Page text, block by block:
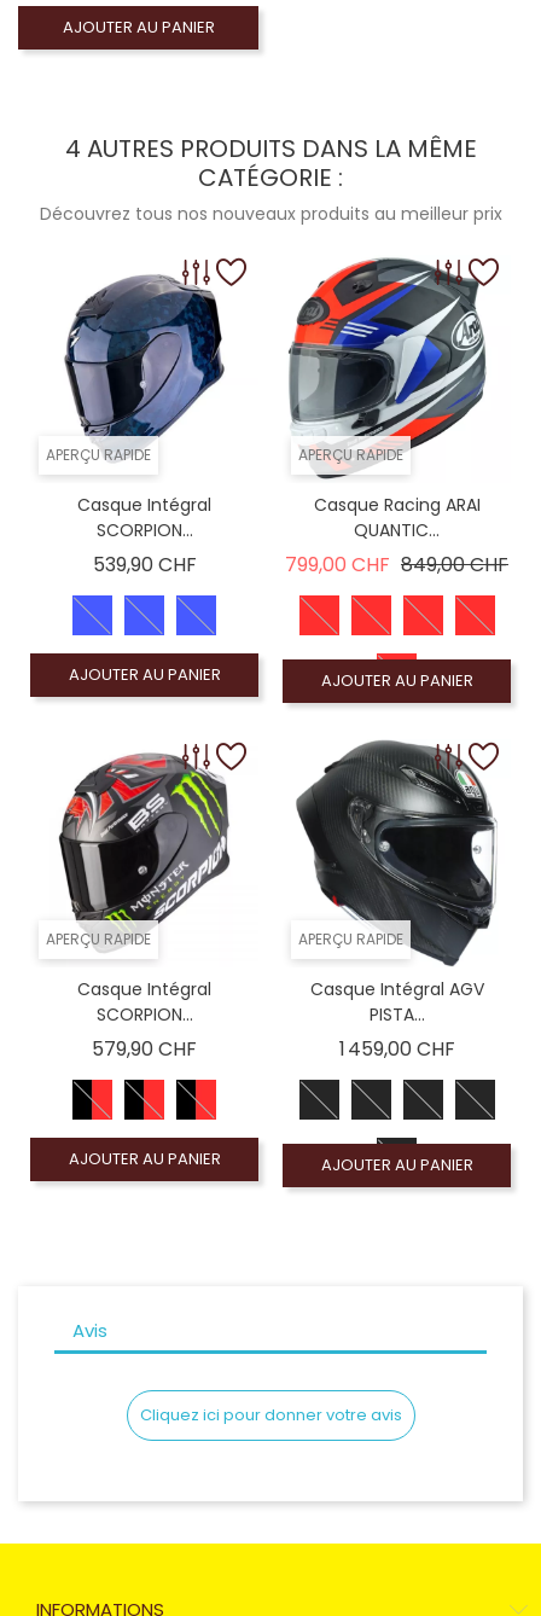
AJOUTER AU PANIER
4 AUTRES PRODUITS DANS LA MÊME
CATÉGORIE :
Découvrez tous nos nouveaux produits au meilleur prix
APERÇU RAPIDE
Casque Intégral
SCORPION...
539,90 CHFPrix
AJOUTER AU PANIER
APERÇU RAPIDE
Casque Racing ARAI
QUANTIC...
799,00 CHF Prix de base
849,00 CHFPrix
AJOUTER AU PANIER
APERÇU RAPIDE
Casque Intégral
SCORPION...
579,90 CHF
AJOUTER AU PANIER
APERÇU RAPIDE
Casque Intégral AGV
PISTA...
1 459,00 CHFPrix
AJOUTER AU PANIER
Avis
Cliquez ici pour donner votre avis
INFORMATIONS